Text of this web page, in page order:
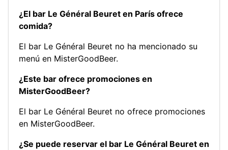
¿El bar Le Général Beuret en París ofrece
comida?
El bar Le Général Beuret no ha mencionado su
menú en MisterGoodBeer.
¿Este bar ofrece promociones en
MisterGoodBeer?
El bar Le Général Beuret no ofrece promociones
en MisterGoodBeer.
¿Se puede reservar el bar Le Général Beuret en